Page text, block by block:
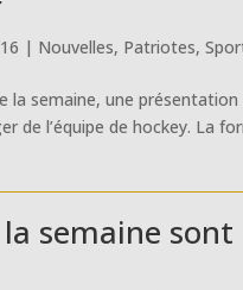
| Nouvelles, Patriotes,
la semaine, une
de l’équipe de hockey. La
semaine